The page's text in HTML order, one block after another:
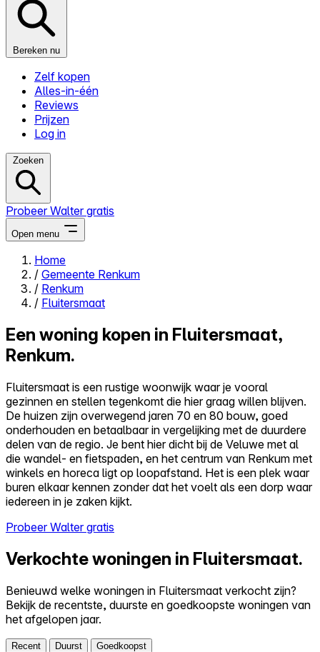
Bereken nu
Zelf kopen
Alles-in-één
Reviews
Prijzen
Log in
Zoeken
Probeer Walter gratis
Open menu
Close menu
Zelf kopen
Reviews
Prijzen
Log in
Probeer Walter gratis
Home
/ Gemeente Renkum
/ Renkum
/ Fluitersmaat
Een woning kopen in Fluitersmaat,
Renkum.
Fluitersmaat is een rustige woonwijk waar je vooral
gezinnen en stellen tegenkomt die hier graag willen blijven.
De huizen zijn overwegend jaren 70 en 80 bouw, goed
onderhouden en betaalbaar in vergelijking met de duurdere
delen van de regio. Je bent hier dicht bij de Veluwe met al
die wandel- en fietspaden, en het centrum van Renkum met
winkels en horeca ligt op loopafstand. Het is een plek waar
buren elkaar kennen zonder dat het voelt als een dorp waar
iedereen in je zaken kijkt.
Probeer Walter gratis
Verkochte woningen in Fluitersmaat.
Benieuwd welke woningen in Fluitersmaat verkocht zijn?
Bekijk de recentste, duurste en goedkoopste woningen van
het afgelopen jaar.
Recent Duurst Goedkoopst